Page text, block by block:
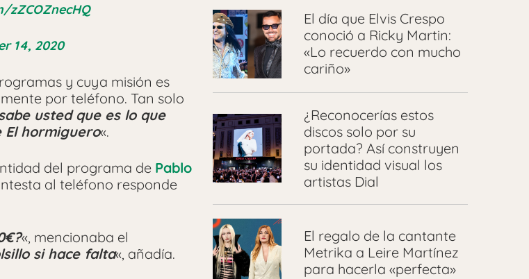
zZCOZnecHQ
14, 2020
y cuya misión es
por teléfono. Tan solo
usted que es lo que
hormiguero«.
del programa de Pablo
al teléfono responde
«, mencionaba el
si hace falta«, añadía.
El día que Elvis Crespo
conoció a Ricky Martin:
«Lo recuerdo con mucho
cariño»
¿Reconocerías estos
discos solo por su
portada? Así construyen
su identidad visual los
artistas Dial
El regalo de la cantante
Metrika a Leire Martínez
para hacerla «perfecta»